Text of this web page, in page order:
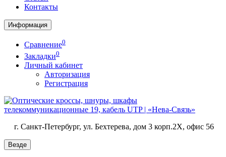
Контакты
Информация
Сравнение0
Закладки0
Личный кабинет
Авторизация
Регистрация
г. Санкт-Петербург, ул. Бехтерева, дом 3 корп.2X, офис 56
Везде